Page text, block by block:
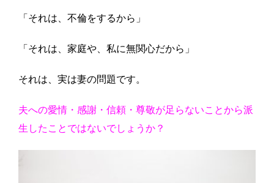
「それは、不倫をするから」
「それは、家庭や、私に無関心だから」
それは、実は妻の問題です。
夫への愛情・感謝・信頼・尊敬が足らないことから派
生したことではないでしょうか？